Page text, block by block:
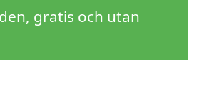
gratis och utan